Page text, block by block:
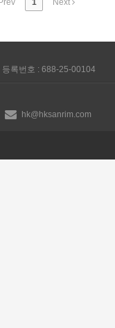
Prev 1 Next
등록번호 : 688-25-00104
hk@hksanrim.com